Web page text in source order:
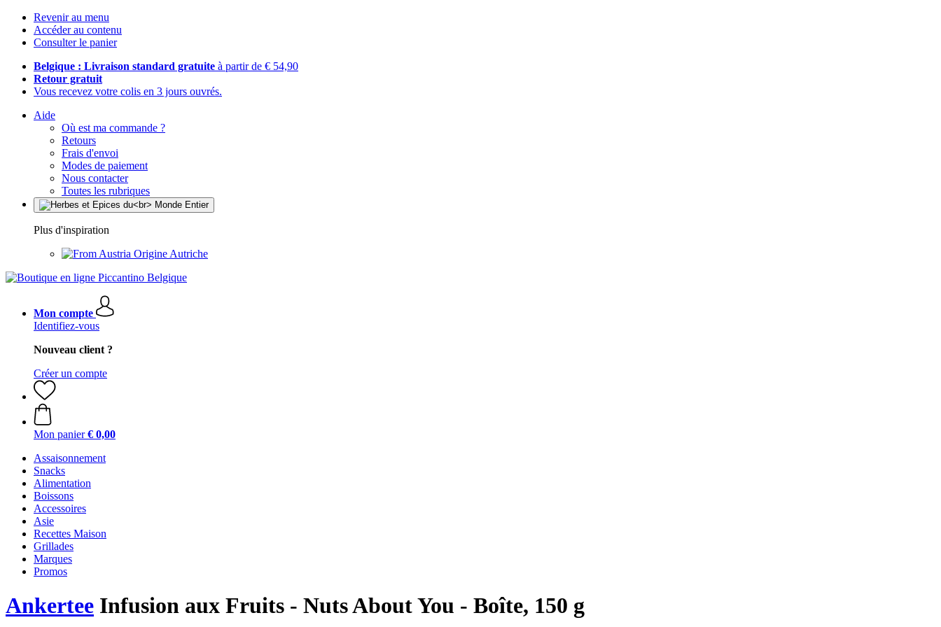
Revenir au menu
Accéder au contenu
Consulter le panier
Belgique : Livraison standard gratuite à partir de € 54,90
Retour gratuit
Vous recevez votre colis en 3 jours ouvrés.
Aide
Où est ma commande ?
Retours
Frais d'envoi
Modes de paiement
Nous contacter
Toutes les rubriques
Plus d'inspiration
Origine Autriche
Mon compte
Identifiez-vous
Nouveau client ?
Créer un compte
Mon panier € 0,00
Assaisonnement
Snacks
Alimentation
Boissons
Accessoires
Asie
Recettes Maison
Grillades
Marques
Promos
Ankertee Infusion aux Fruits - Nuts About You - Boîte, 150 g